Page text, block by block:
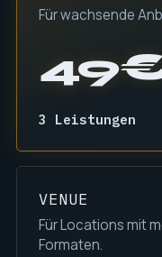
Für wachsende
3 Leistungen
VENUE
Für Locations mit
Formaten.